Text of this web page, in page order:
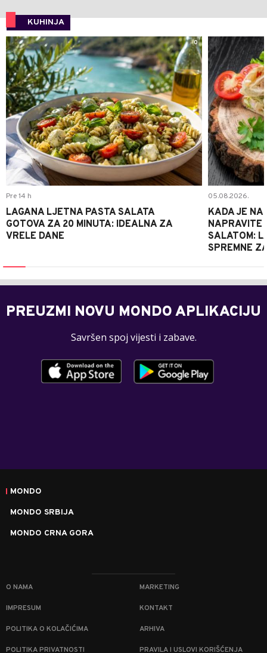
KUHINJA
0
Pre 14 h
LAGANA LJETNA PASTA SALATA
GOTOVA ZA 20 MINUTA: IDEALNA ZA
VRELE DANE
05.08.2026.
KADA JE
NAPRAVITE
SALATOM:
SPREMNE
PREUZMI NOVU MONDO APLIKACIJU
Savršen spoj vijesti i zabave.
MONDO
MONDO SRBIJA
MONDO CRNA GORA
O NAMA MARKETING
IMPRESUM KONTAKT
POLITIKA O KOLAČIĆIMA ARHIVA
POLITIKA PRIVATNOSTI PRAVILA I USLOVI KORIŠĆENJA